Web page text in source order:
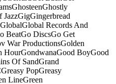
GhosteenGhostly
JazzGigGingerbread
GlobalGlobal Records And
BeatGo DiscsGo Get
War ProductionsGolden
HourGondwanaGood BoyGood
Of SandGrand
Greasy PopGreasy
LineGreen